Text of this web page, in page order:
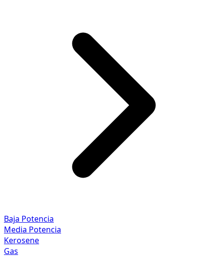
Baja Potencia
Media Potencia
Kerosene
Gas